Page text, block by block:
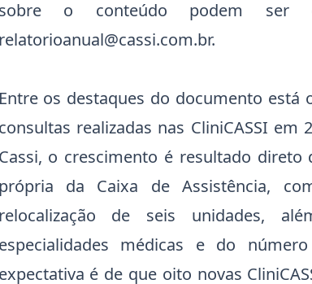
sobre o conteúdo podem ser
relatorioanual@cassi.com.br.
Entre os destaques do documento
consultas realizadas nas CliniCASSI
Cassi, o crescimento é resultado
própria da Caixa de Assistência,
relocalização de seis unidades,
especialidades médicas e do
expectativa é de que oito novas